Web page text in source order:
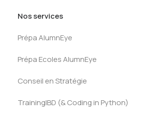
Nos services
Prépa AlumnEye
Prépa Ecoles AlumnEye
Conseil en Stratégie
TrainingIBD (& Coding in Python)